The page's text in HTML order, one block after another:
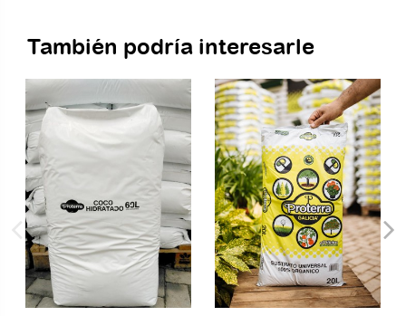
También podría interesarle